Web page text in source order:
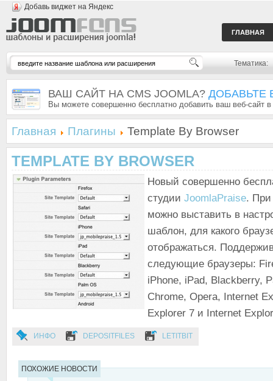
Добавь виджет на Яндекс
ГЛАВНАЯ
Тематика:
ВАШ САЙТ НА CMS JOOMLA? ДОБАВЬТЕ
Вы можете совершенно бесплатно добавить ваш веб-сайт
Главная Плагины Template By Browser
TEMPLATE BY BROWSER
Новый совершенно
студии JoomlaPraise. При
можно выставить в
шаблон, для какого
отображаться.
следующие браузеры:
iPhone, iPad, Blackberry,
Chrome, Opera, Internet
Explorer 7 и Internet
ИНФО DEPOSITFILES LETITBIT
ПОХОЖИЕ НОВОСТИ